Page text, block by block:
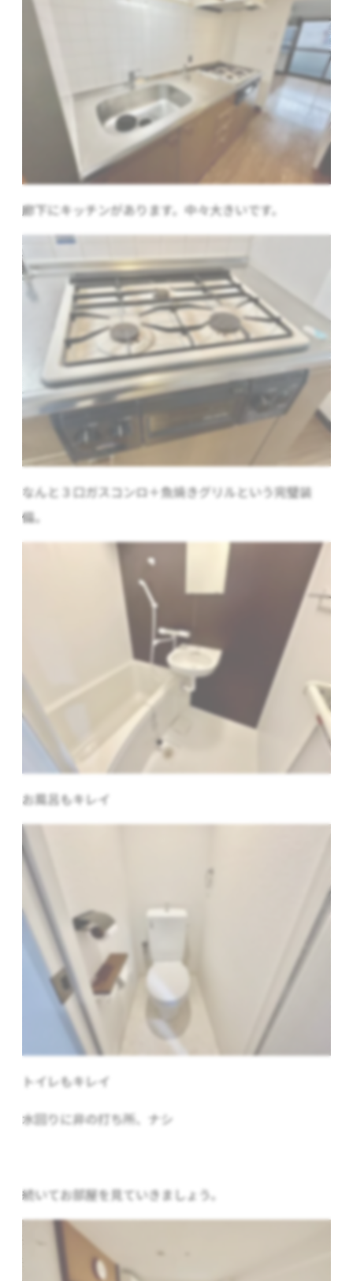
廊下にキッチンがあります。中々大きいです。
なんと３口ガスコンロ＋魚焼きグリルという完璧装
備。
お風呂もキレイ
トイレもキレイ
水回りに非の打ち所、ナシ
続いてお部屋を見ていきましょう。